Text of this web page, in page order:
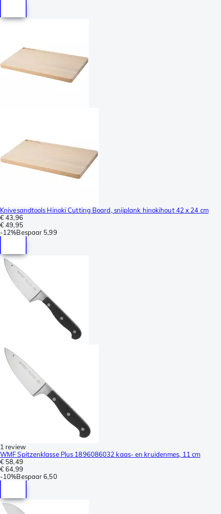
Knivesandtools Hinoki Cutting Board, snijplank hinokihout 42 x 24 cm
€ 43,96
€ 49,95
-12%Bespaar 5,99
1 review
WMF Spitzenklasse Plus 1896086032 kaas- en kruidenmes, 11 cm
€ 58,49
€ 64,99
-10%Bespaar 6,50